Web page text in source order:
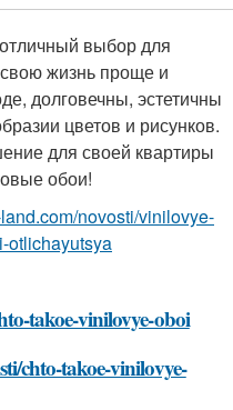
выбор для
жизнь проще и
долговечны, эстетичны
цветов и рисунков.
для своей квартиры
обои!
novosti/vinilovye-
otlichayutsya
takoe-vinilovye-oboi
chto-takoe-vinilovye-